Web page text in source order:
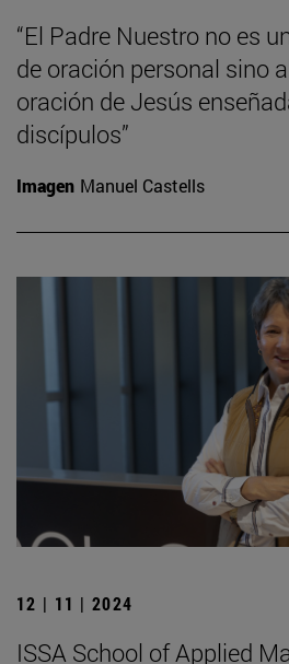
“El Padre Nuestro no es
de oración personal sino
oración de Jesús
discípulos”
Imagen Manuel Castells
12 | 11 | 2024
ISSA School of Applied